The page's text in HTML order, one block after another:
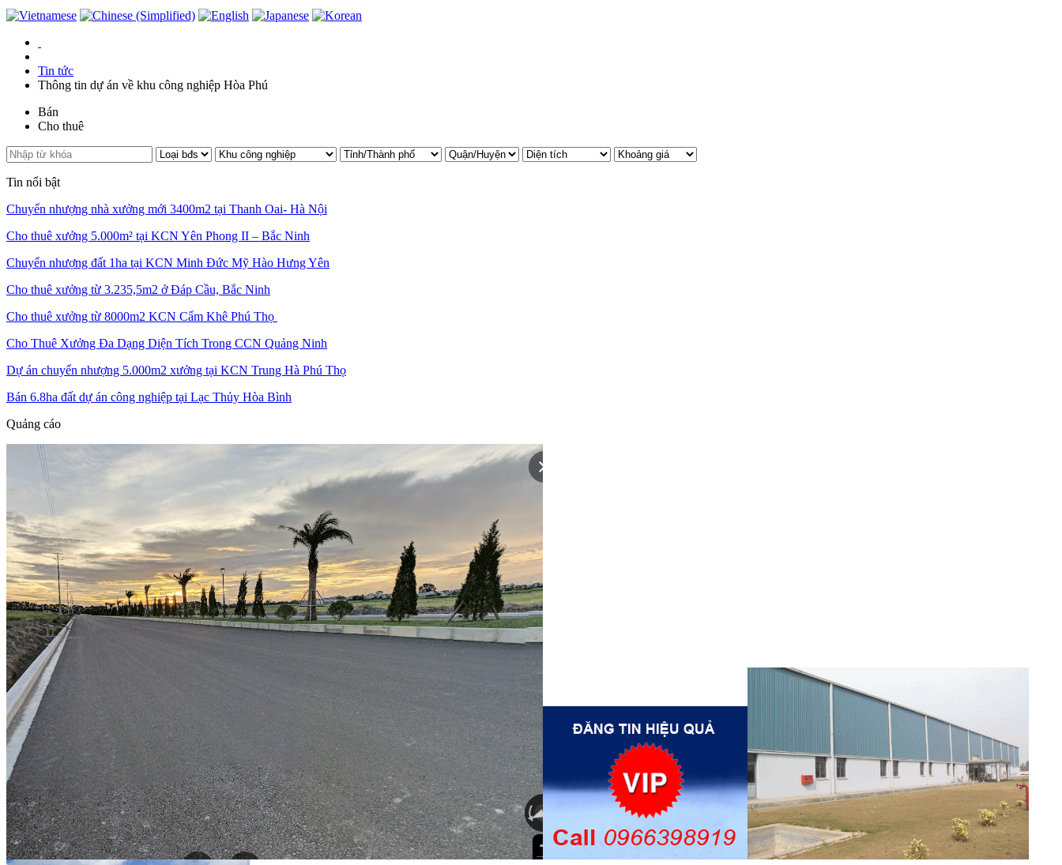
Tin tức
Thông tin dự án về khu công nghiệp Hòa Phú
Bán
Cho thuê
Tin nổi bật
Chuyển nhượng nhà xưởng mới 3400m2 tại Thanh Oai- Hà Nội
Cho thuê xưởng 5.000m² tại KCN Yên Phong II – Bắc Ninh
Chuyển nhượng đất 1ha tại KCN Minh Đức Mỹ Hào Hưng Yên
Cho thuê xưởng từ 3.235,5m2 ở Đáp Cầu, Bắc Ninh
Cho thuê xưởng từ 8000m2 KCN Cẩm Khê Phú Thọ
Cho Thuê Xưởng Đa Dạng Diện Tích Trong CCN Quảng Ninh
Dự án chuyển nhượng 5.000m2 xưởng tại KCN Trung Hà Phú Thọ
Bán 6.8ha đất dự án công nghiệp tại Lạc Thủy Hòa Bình
Quảng cáo